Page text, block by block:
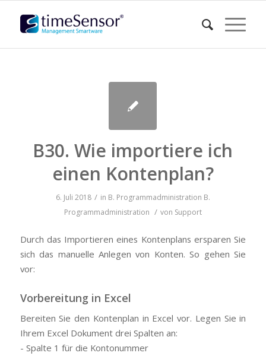
B30. Wie importiere ich
einen Kontenplan?
6. Juli 2018 / in B. Programmadministration B.
Programmadministration / von Support
Durch das Importieren eines Kontenplans ersparen Sie
sich das manuelle Anlegen von Konten. So gehen Sie
vor:
Vorbereitung in Excel
Bereiten Sie den Kontenplan in Excel vor. Legen Sie in
Ihrem Excel Dokument drei Spalten an:
- Spalte 1 für die Kontonummer